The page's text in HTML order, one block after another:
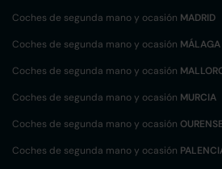
Coches de segunda mano y ocasión MADRID
Coches de segunda mano y ocasión MÁLAGA
Coches de segunda mano y ocasión
Coches de segunda mano y ocasión MURCIA
Coches de segunda mano y ocasión OURENSE
Coches de segunda mano y ocasión